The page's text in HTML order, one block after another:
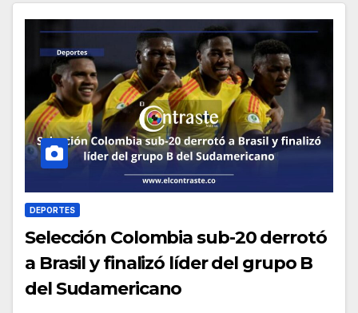
DEPORTES
Selección Colombia sub-20 derrotó
a Brasil y finalizó líder del grupo B
del Sudamericano